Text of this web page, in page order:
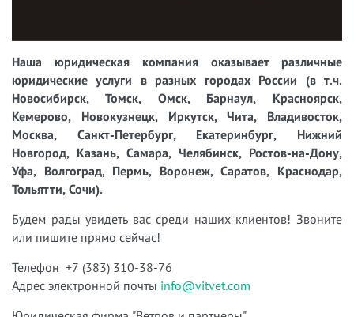
Наша юридическая компания оказывает различные
юридические услуги в разных городах России (в т.ч.
Новосибирск, Томск, Омск, Барнаул, Красноярск,
Кемерово, Новокузнецк, Иркутск, Чита, Владивосток,
Москва, Санкт-Петербург, Екатеринбург, Нижний
Новгород, Казань, Самара, Челябинск, Ростов-на-Дону,
Уфа, Волгоград, Пермь, Воронеж, Саратов, Краснодар,
Тольятти, Сочи).
Будем рады увидеть вас среди наших клиентов! Звоните
или пишите прямо сейчас!
Телефон +7 (383) 310-38-76
Адрес электронной почты info@vitvet.com